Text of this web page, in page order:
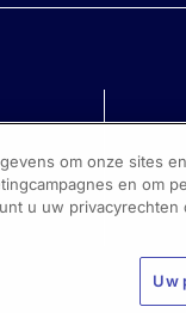
om onze sites
en om
u uw
Uw